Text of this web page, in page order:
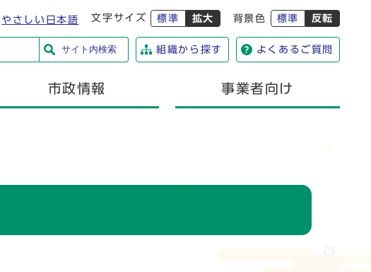
やさしい日本語 文字サイズ 標準 拡大 背景色 標準 反転
サイト内検索 組織から探す よくあるご質問
市政情報 事業者向け